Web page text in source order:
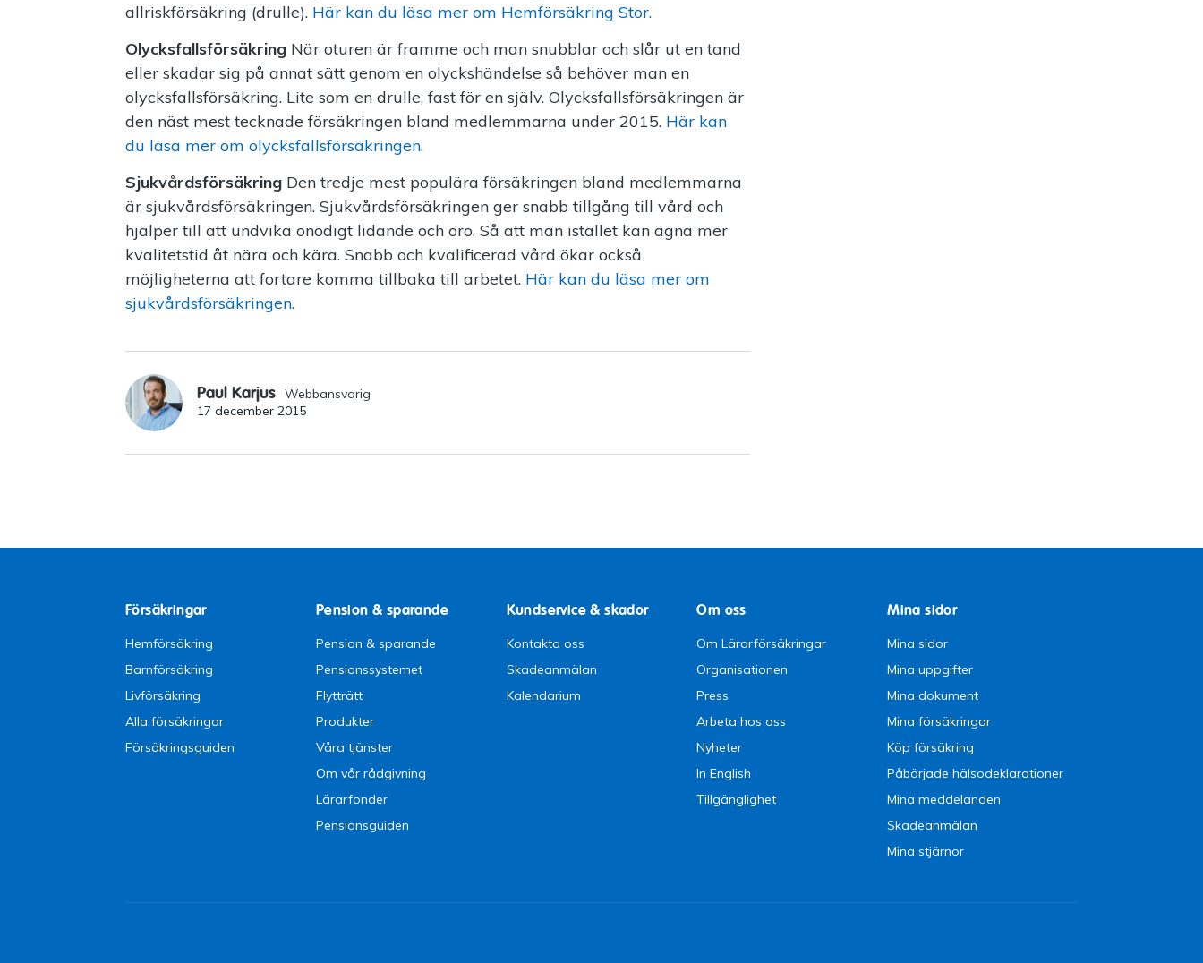
allriskförsäkring (drulle). Här kan du läsa mer om Hemförsäkring Stor.
Olycksfallsförsäkring När oturen är framme och man snubblar och slår ut en tand
eller skadar sig på annat sätt genom en olyckshändelse så behöver man en
olycksfallsförsäkring. Lite som en drulle, fast för en själv. Olycksfallsförsäkringen är
den näst mest tecknade försäkringen bland medlemmarna under 2015. Här kan
du läsa mer om olycksfallsförsäkringen.
Sjukvårdsförsäkring Den tredje mest populära försäkringen bland medlemmarna
är sjukvårdsförsäkringen. Sjukvårdsförsäkringen ger snabb tillgång till vård och
hjälper till att undvika onödigt lidande och oro. Så att man istället kan ägna mer
kvalitetstid åt nära och kära. Snabb och kvalificerad vård ökar också
möjligheterna att fortare komma tillbaka till arbetet. Här kan du läsa mer om
sjukvårdsförsäkringen.
Paul Karjus Webbansvarig
17 december 2015
Försäkringar
Hemförsäkring
Barnförsäkring
Livförsäkring
Alla försäkringar
Försäkringsguiden
Pension & sparande
Pension & sparande
Pensionssystemet
Flytträtt
Produkter
Våra tjänster
Om vår rådgivning
Lärarfonder
Pensionsguiden
Kundservice & skador
Kontakta oss
Skadeanmälan
Kalendarium
Om oss
Om Lärarförsäkringar
Organisationen
Press
Arbeta hos oss
Nyheter
In English
Tillgänglighet
Mina sidor
Mina sidor
Mina uppgifter
Mina dokument
Mina försäkringar
Köp försäkring
Påbörjade hälsodeklarationer
Mina meddelanden
Skadeanmälan
Mina stjärnor